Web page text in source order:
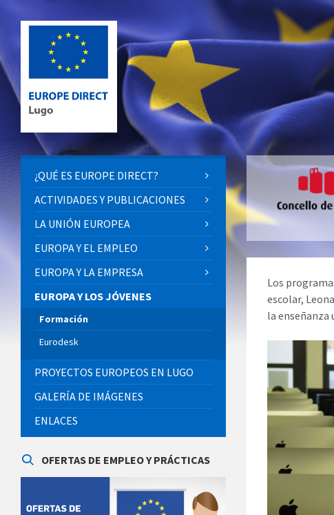
Los
escolar,
la enseñanza
¿QUÉ ES EUROPE DIRECT?
ACTIVIDADES Y PUBLICACIONES
LA UNIÓN EUROPEA
EUROPA Y EL EMPLEO
EUROPA Y LA EMPRESA
EUROPA Y LOS JÓVENES
Formación
Eurodesk
PROYECTOS EUROPEOS EN LUGO
GALERÍA DE IMÁGENES
ENLACES
OFERTAS DE EMPLEO Y PRÁCTICAS